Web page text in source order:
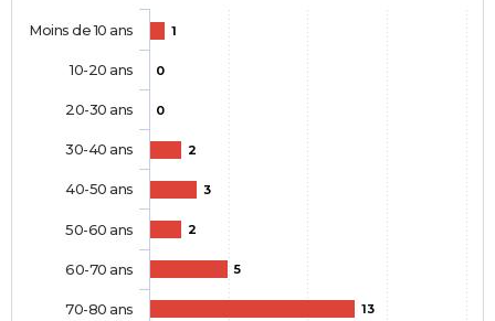
1
0
0
2
3
2
5
13
Moins de 10 ans
10-20 ans
20-30 ans
30-40 ans
40-50 ans
50-60 ans
60-70 ans
70-80 ans